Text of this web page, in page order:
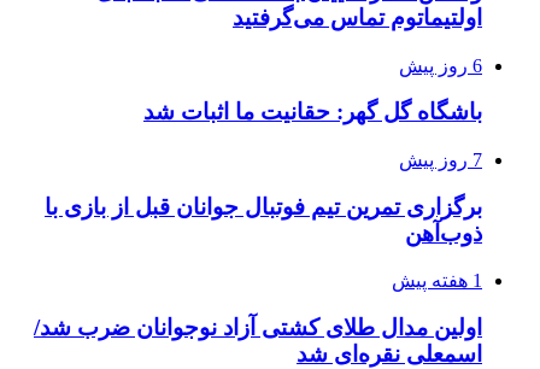
اولتیماتوم تماس می‌گرفتید
6 روز پیش
باشگاه گل گهر: حقانیت ما اثبات شد
7 روز پیش
برگزاری تمرین تیم فوتبال جوانان قبل از بازی با
ذوب‌آهن
1 هفته پیش
اولین مدال طلای کشتی آزاد نوجوانان ضرب شد/
اسمعلی نقره‌ای شد